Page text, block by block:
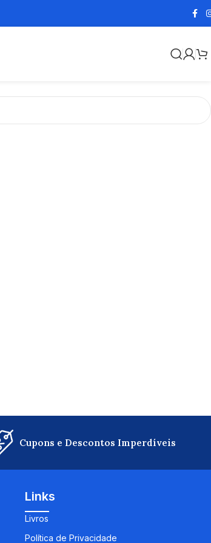
Cupons e Descontos Imperdíveis
Links
Livros
Política de Privacidade